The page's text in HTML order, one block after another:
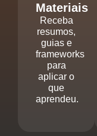
Materiais
Receba
resumos,
guias e
frameworks
para
aplicar o
que
aprendeu.